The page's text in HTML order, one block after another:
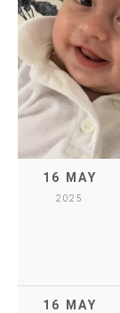
16 MAY
2025
16 MAY